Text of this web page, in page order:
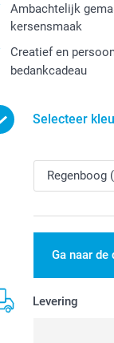
Ambachtelijk
kersensmaak
Creatief en
bedankcadeau
Selecteer
Ga naar de
Levering